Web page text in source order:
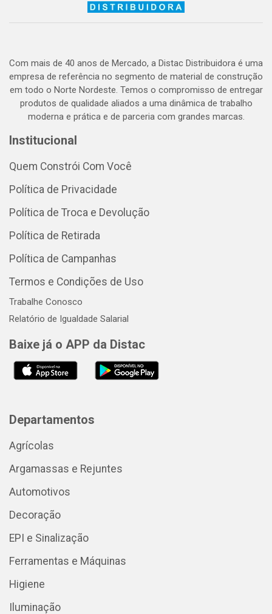
Com mais de 40 anos de Mercado, a Distac Distribuidora é uma
empresa de referência no segmento de material de construção
em todo o Norte Nordeste. Temos o compromisso de entregar
produtos de qualidade aliados a uma dinâmica de trabalho
moderna e prática e de parceria com grandes marcas.
Institucional
Quem Constrói Com Você
Política de Privacidade
Política de Troca e Devolução
Política de Retirada
Política de Campanhas
Termos e Condições de Uso
Trabalhe Conosco
Relatório de Igualdade Salarial
Baixe já o APP da Distac
Departamentos
Agrícolas
Argamassas e Rejuntes
Automotivos
Decoração
EPI e Sinalização
Ferramentas e Máquinas
Higiene
Iluminação